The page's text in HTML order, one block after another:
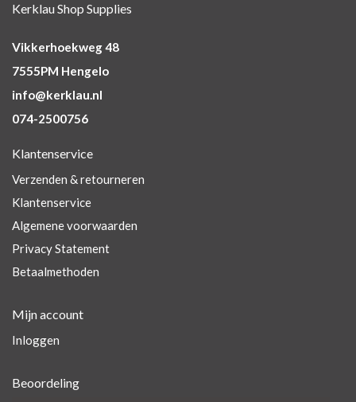
Kerklau Shop Supplies
Vikkerhoekweg 48
7555PM Hengelo
info@kerklau.nl
074-2500756
Klantenservice
Verzenden & retourneren
Klantenservice
Algemene voorwaarden
Privacy Statement
Betaalmethoden
Mijn account
Inloggen
Beoordeling